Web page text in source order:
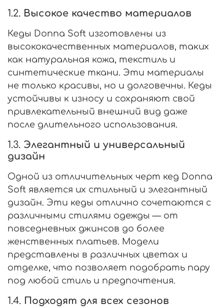
1.2. Высокое качество материалов
Кеды Donna Soft изготовлены из
высококачественных материалов, таких
как натуральная кожа, текстиль и
синтетические ткани. Эти материалы
не только красивы, но и долговечны. Кеды
устойчивы к износу и сохраняют свой
привлекательный внешний вид даже
после длительного использования.
1.3. Элегантный и универсальный
дизайн
Одной из отличительных черт кед Donna
Soft является их стильный и элегантный
дизайн. Эти кеды отлично сочетаются с
различными стилями одежды — от
повседневных джинсов до более
женственных платьев. Модели
представлены в различных цветах и
отделке, что позволяет подобрать пару
под любой стиль и предпочтения.
1.4. Подходят для всех сезонов